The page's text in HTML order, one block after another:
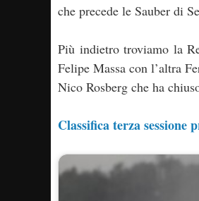
che precede le Sauber di
Più indietro troviamo la
Felipe Massa con l’altra
Nico Rosberg che ha
Classifica terza sessione